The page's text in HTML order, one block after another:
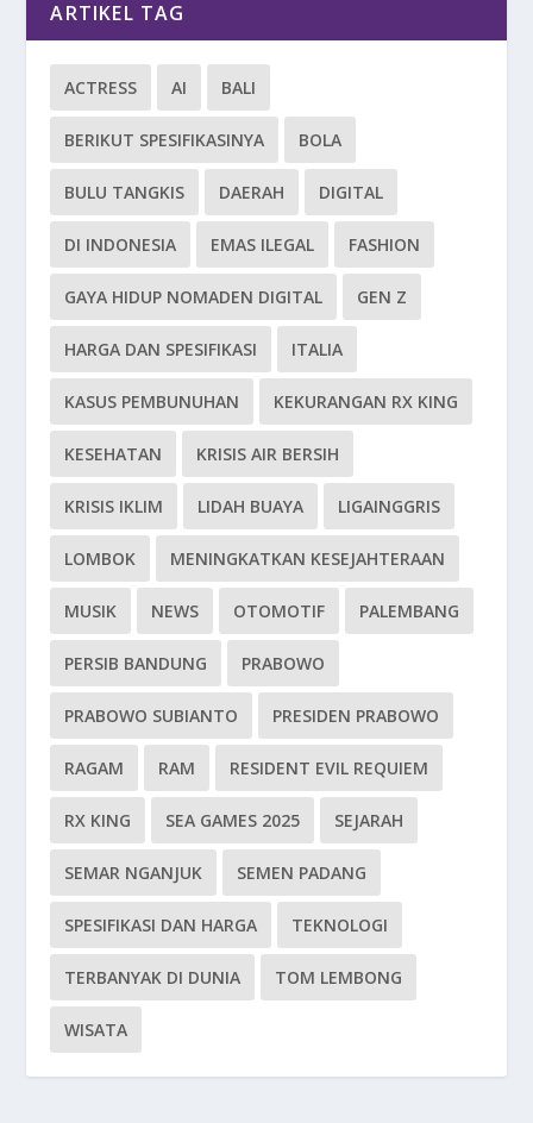
ARTIKEL TAG
ACTRESS AI BALI
BERIKUT SPESIFIKASINYA BOLA
BULU TANGKIS DAERAH DIGITAL
DI INDONESIA EMAS ILEGAL FASHION
GAYA HIDUP NOMADEN DIGITAL GEN Z
HARGA DAN SPESIFIKASI ITALIA
KASUS PEMBUNUHAN KEKURANGAN RX KING
KESEHATAN KRISIS AIR BERSIH
KRISIS IKLIM LIDAH BUAYA LIGAINGGRIS
LOMBOK MENINGKATKAN KESEJAHTERAAN
MUSIK NEWS OTOMOTIF PALEMBANG
PERSIB BANDUNG PRABOWO
PRABOWO SUBIANTO PRESIDEN PRABOWO
RAGAM RAM RESIDENT EVIL REQUIEM
RX KING SEA GAMES 2025 SEJARAH
SEMAR NGANJUK SEMEN PADANG
SPESIFIKASI DAN HARGA TEKNOLOGI
TERBANYAK DI DUNIA TOM LEMBONG
WISATA